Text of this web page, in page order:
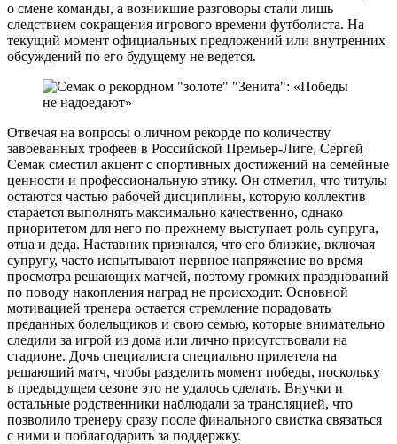
о смене команды, а возникшие разговоры стали лишь
следствием сокращения игрового времени футболиста. На
текущий момент официальных предложений или внутренних
обсуждений по его будущему не ведется.
Отвечая на вопросы о личном рекорде по количеству
завоеванных трофеев в Российской Премьер-Лиге, Сергей
Семак сместил акцент с спортивных достижений на семейные
ценности и профессиональную этику. Он отметил, что титулы
остаются частью рабочей дисциплины, которую коллектив
старается выполнять максимально качественно, однако
приоритетом для него по-прежнему выступает роль супруга,
отца и деда. Наставник признался, что его близкие, включая
супругу, часто испытывают нервное напряжение во время
просмотра решающих матчей, поэтому громких празднований
по поводу накопления наград не происходит. Основной
мотивацией тренера остается стремление порадовать
преданных болельщиков и свою семью, которые внимательно
следили за игрой из дома или лично присутствовали на
стадионе. Дочь специалиста специально прилетела на
решающий матч, чтобы разделить момент победы, поскольку
в предыдущем сезоне это не удалось сделать. Внучки и
остальные родственники наблюдали за трансляцией, что
позволило тренеру сразу после финального свистка связаться
с ними и поблагодарить за поддержку.